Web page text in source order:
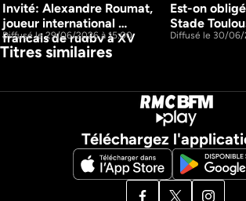
53m
Invité: Alexandre Roumat,
joueur international
français de rugby à XV
Diffusé le 29/06/2026 à 15:00
Est-on
Stade
Diffusé le 30/06/
Titres similaires
Téléchargez